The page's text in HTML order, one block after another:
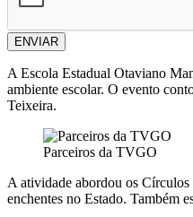
ENVIAR
A Escola Estadual Otaviano
ambiente escolar. O evento
Teixeira.
Parceiros da TVGO
A atividade abordou os Círculos
enchentes no Estado. Também